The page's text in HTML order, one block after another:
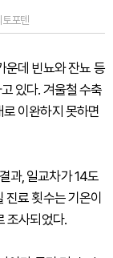
토포텐
운데 빈뇨와 잔뇨 등
있다. 겨울철 수축
이완하지 못하면
과, 일교차가 14도
료 횟수는 기온이
조사되었다.